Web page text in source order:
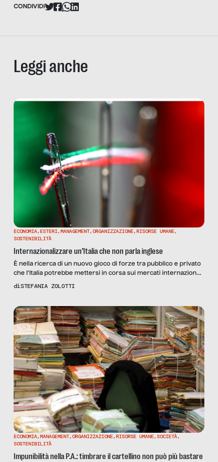
CONDIVIDI
Leggi anche
ECONOMIA,ESTERI,MANAGEMENT,ORGANIZZAZIONE,RISORSE UMANE,
SOSTENIBILITÀ
Internazionalizzare un’Italia che non parla inglese
È nella ricerca di un nuovo gioco di forze tra pubblico e privato
che l’Italia potrebbe mettersi in corsa sui mercati internazionali.
Serve però essere onesti e guardare ad alcuni conflitti culturali
questo per comprendere a […]
diSTEFANIA ZOLOTTI
ECONOMIA,MANAGEMENT,ORGANIZZAZIONE,RISORSE UMANE, SOCIETÀ,
SOSTENIBILITÀ
Impunibilità nella P.A.: timbrare il cartellino non può più bastare